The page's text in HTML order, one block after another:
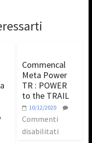
Commencal
Meta Power
TR : POWER
to the TRAIL
10/12/2020
Commenti
disabilitati